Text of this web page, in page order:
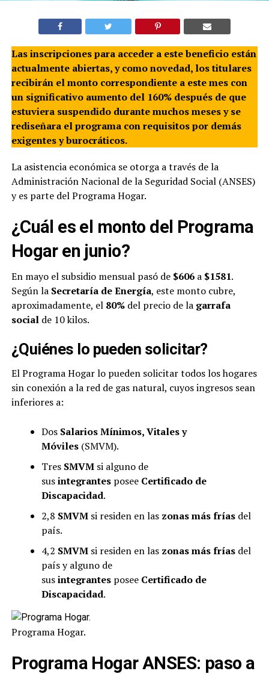
Las inscripciones para acceder a este beneficio están
actualmente abiertas, y como novedad, los titulares
recibirán el monto correspondiente a este mes con
un significativo aumento del 160% después de que
estuviera suspendido durante muchos meses y se
rediseñara el programa con requisitos por demás
exigentes y burocráticos.
La asistencia económica se otorga a través de la
Administración Nacional de la Seguridad Social (ANSES)
y es parte del Programa Hogar.
¿Cuál es el monto del Programa
Hogar en junio?
En mayo el subsidio mensual pasó de $606a $1581.
Según la Secretaría deEnergía, este monto cubre,
aproximadamente, el 80%del precio de la garrafa
socialde 10 kilos.
¿Quiénes lo pueden solicitar?
El Programa Hogar lo pueden solicitar todos los hogares
sin conexión a la red de gas natural, cuyos ingresos sean
inferiores a:
Dos Salarios Mínimos, Vitales y
Móviles(SMVM).
Tres SMVMsi alguno de
susintegrantesposee Certificado de
Discapacidad.
2,8 SMVMsi residen en las zonas más fríasdel
país.
4,2 SMVMsi residen en las zonas más fríasdel
país y alguno de
susintegrantesposeeCertificado de
Discapacidad.
Programa Hogar.
Programa Hogar ANSES: paso a